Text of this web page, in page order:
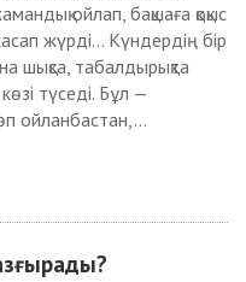
ойлап, бақшаға қоқыс
жүрді… Күндердің бір
шықса, табалдырықта
түседі. Бұл —
ойланбастан,...